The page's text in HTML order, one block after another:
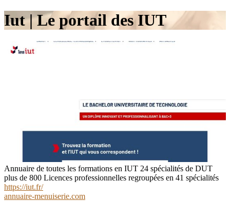
Iut | Le portail des IUT
Annuaire de toutes les formations en IUT 24 spécialités de DUT
plus de 800 Licences professionnelles regroupées en 41 spécialités
https://iut.fr/
annuaire-menuiserie.com